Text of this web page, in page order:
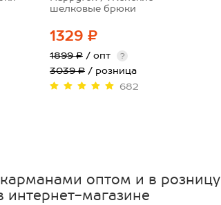
шелковые брюки
1329 ₽
1899 ₽ / опт ?
3039 ₽ / розница
682
оптом и в розницу
магазине